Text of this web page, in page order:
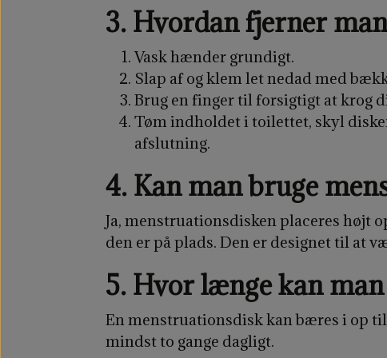
3. Hvordan fjerner
Vask hænder grundigt.
Slap af og klem let nedad med
Brug en finger til forsigtigt at krog
Tøm indholdet i toilettet, skyl
afslutning.
4. Kan man bruge
Ja, menstruationsdisken placeres højt
den er på plads. Den er designet til at
5. Hvor længe kan
En menstruationsdisk kan bæres i op
mindst to gange dagligt.